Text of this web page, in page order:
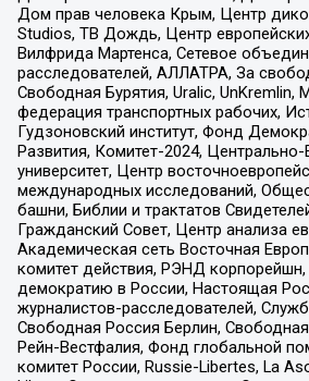
Дом прав человека Крым, Центр
Studios, ТВ Дождь, Центр
Вилфрида Мартенса, Сетевое
расследователей, АЛЛАТРА, За
Свободная Бурятия, Uralic, UnKremlin,
федерация транспортных рабочих,
Гудзоновский институт, Фонд
Развития, Комитет-2024, Центрально-
университет, Центр
международных исследований,
башни, Библии и трактатов
Гражданский Совет, Центр анализа
Академическая сеть Восточная
комитет действия, РЭНД
демократию в России, Настоящая
журналистов-расследователей,
Свободная Россия Берлин,
Рейн-Вестфалия, Фонд глобальной
комитет России, Russie-Libertes, La